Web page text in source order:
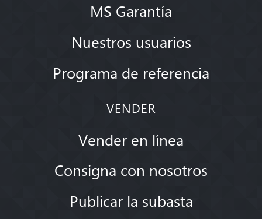
MS Garantía
Nuestros usuarios
Programa de referencia
VENDER
Vender en línea
Consigna con nosotros
Publicar la subasta